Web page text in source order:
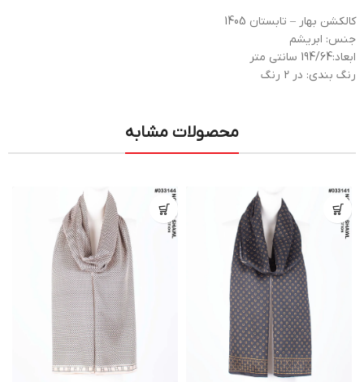
کالکشن بهار – تابستان 1405
جنس: ابریشم
ابعاد:194/64 سانتی متر
رنگ بندی: در 2 رنگ
محصولات مشابه